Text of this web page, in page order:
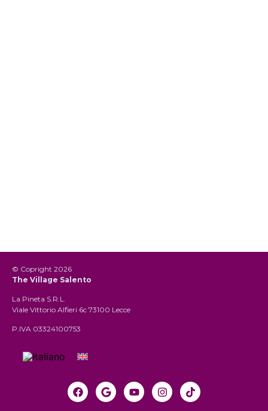
© Copright 2026
The Village Salento
La Pineta S.R.L.
Viale Vittorio Alfieri 6c 73100 Lecce
P.IVA 03324100753